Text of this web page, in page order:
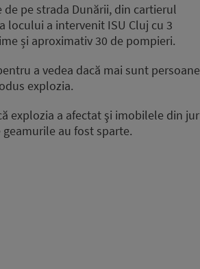
pe strada Dunării, din cartierul
locului a intervenit ISU Cluj cu 3
și aproximativ 30 de pompieri.
a vedea dacă mai sunt persoane
explozia.
explozia a afectat şi imobilele din jur
au fost sparte.